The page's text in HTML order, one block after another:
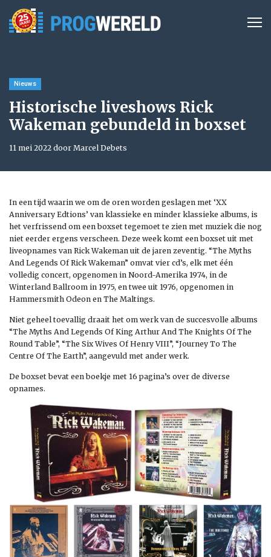
Nieuws
Historische liveshows Rick
Wakeman gebundeld in boxset
11 mei 2022 door Marcel Debets
In een tijd waarin we om de oren worden geslagen met ‘XX
Anniversary Edtions’ van klassieke en minder klassieke albums, is
het verfrissend om een boxset tegemoet te zien met muziek die nog
niet eerder ergens verscheen. Deze week komt een boxset uit met
liveopnames van Rick Wakeman uit de jaren zeventig. “The Myths
And Legends Of Rick Wakeman” omvat vier cd’s, elk met één
volledig concert, opgenomen in Noord-Amerika 1974, in de
Winterland Ballroom in 1975, en twee uit 1976, opgenomen in
Hammersmith Odeon en The Maltings.
Niet geheel toevallig draait het om werk van de succesvolle albums
“The Myths And Legends Of King Arthur And The Knights Of The
Round Table”, “The Six Wives Of Henry VIII”, “Journey To The
Centre Of The Earth”, aangevuld met ander werk.
De boxset bevat een boekje met 16 pagina’s over de diverse
opnames.